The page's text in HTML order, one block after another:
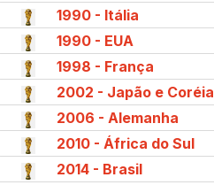
1990 - Itália
1990 - EUA
1998 - França
2002 - Japão e
2006 - Alemanha
2010 - África do Sul
2014 - Brasil